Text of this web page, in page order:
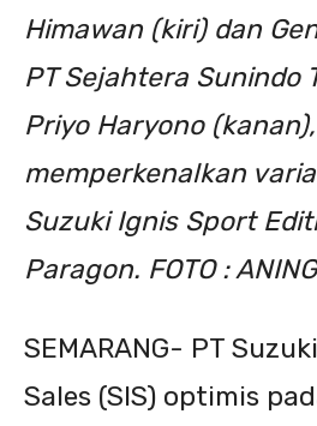
Himawan (kiri) dan
PT Sejahtera Sunindo
Priyo Haryono (kanan),
memperkenalkan
Suzuki Ignis Sport
Paragon. FOTO :
SEMARANG- PT
Sales (SIS) optimis